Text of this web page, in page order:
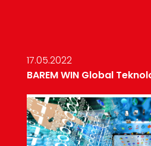
17.05.2022
BAREM WIN Global